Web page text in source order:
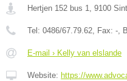
Hertjen 152 bus 1, 9100
Tel: 0486/67.79.62, Fax: -,
E-mail › Kelly van elslande
Website: https://